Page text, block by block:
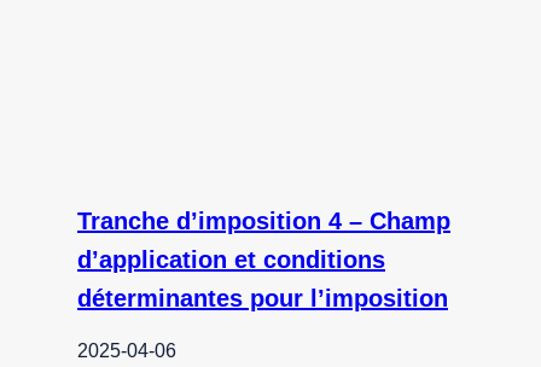
Tranche d’imposition 4 – Champ
d’application et conditions
déterminantes pour l’imposition
2025-04-06